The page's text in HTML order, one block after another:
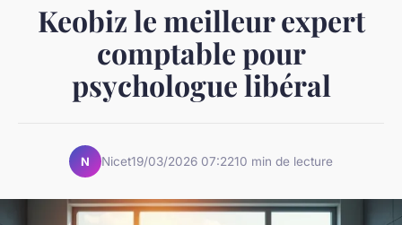
Keobiz le meilleur expert
comptable pour
psychologue libéral
N Nicet19/03/2026 07:2210 min de lecture